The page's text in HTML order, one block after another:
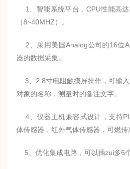
1、智能系统平台，CPU性能高
（8~40MHZ）。
2、采用美国Analog公司的16位
器的数据采集。
3、2.8寸电阻触摸屏操作，可输
对象的名称，测量时的备注文字。
4、仪器主机兼容式设计，支持
体传感器，红外气体传感器，可燃传
5、优化集成电路，可以插zui多6个